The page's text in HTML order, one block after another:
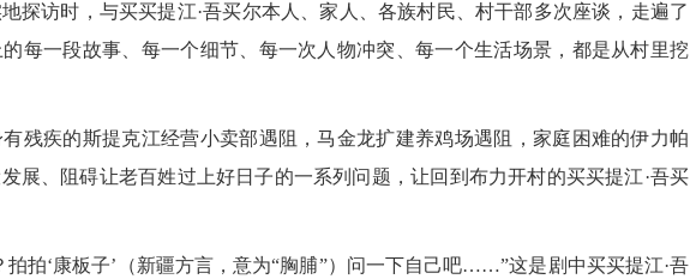
访时，与买买提江·吾买尔本人、家人、各族村民、村干部多次座谈，走遍了
每一段故事、每一个细节、每一次人物冲突、每一个生活场景，都是从村里挖
疾的斯提克江经营小卖部遇阻，马金龙扩建养鸡场遇阻，家庭困难的伊力帕
、阻碍让老百姓过上好日子的一系列问题，让回到布力开村的买买提江·吾买
‘康板子’（新疆方言，意为“胸脯”）问一下自己吧……”这是剧中买买提江·吾